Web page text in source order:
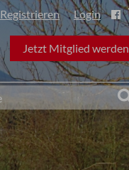
Jetzt Mitglied werden
Registrieren Login